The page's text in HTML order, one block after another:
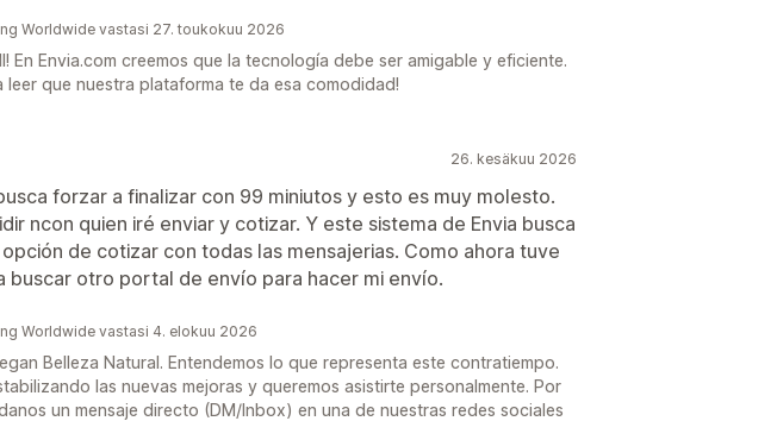
Worldwide vastasi 27. toukokuu 2026
En Envia.com creemos que la tecnología debe ser amigable y eficiente.
leer que nuestra plataforma te da esa comodidad!
26. kesäkuu 2026
forzar a finalizar con 99 miniutos y esto es muy molesto.
ncon quien iré enviar y cotizar. Y este sistema de Envia busca
de cotizar con todas las mensajerias. Como ahora tuve
buscar otro portal de envío para hacer mi envío.
Worldwide vastasi 4. elokuu 2026
Belleza Natural. Entendemos lo que representa este contratiempo.
las nuevas mejoras y queremos asistirte personalmente. Por
un mensaje directo (DM/Inbox) en una de nuestras redes sociales